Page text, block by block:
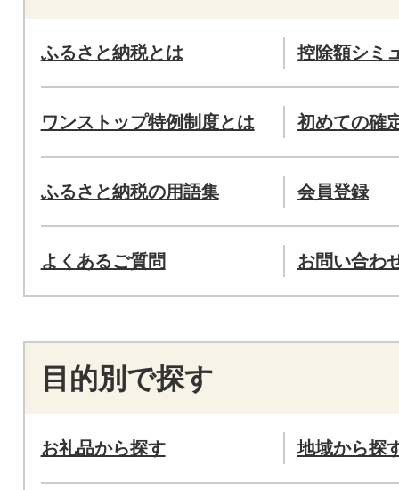
ふるさと納税とは 控除額シミ
ワンストップ特例制度とは 初めての確
ふるさと納税の用語集 会員登録
よくあるご質問 お問い合わ
目的別で探す
お礼品から探す 地域から探